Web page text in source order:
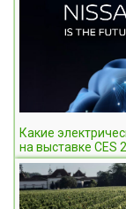
Какие
на выставке CES